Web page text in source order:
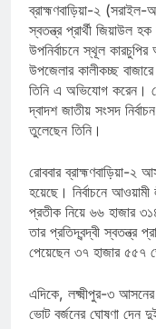
ব্রাহ্মণবাড়িয়া-২
স্বতন্ত্র প্রার্থী জিয়াউল
উপনির্বাচনে স্থূল
উপজেলার কালীকচ্ছ বাজারে
তিনি এ অভিযোগ করেন।
দ্বাদশ জাতীয় সংসদ
তুলেছেন তিনি।
রোববার ব্রাহ্মণবাড়িয়া-২
হয়েছে। নির্বাচনে
প্রতীক নিয়ে ৬৬ হাজার
তার প্রতিদ্বন্দ্বী স্বতন্ত্র
পেয়েছেন ৩৭ হাজার ৫৫৭
এদিকে, লক্ষ্মীপুর-৩
ভোট বর্জনের ঘোষণা দেন